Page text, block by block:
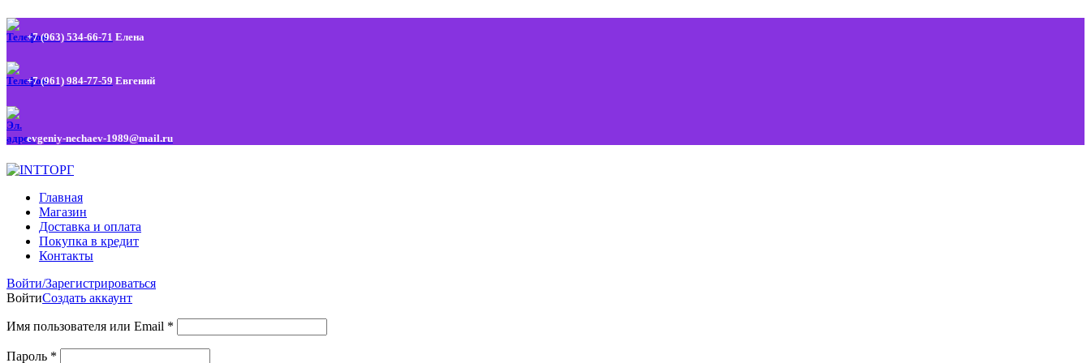
+7 (963) 534-66-71 Елена
+7 (961) 984-77-59 Евгений
evgeniy-nechaev-1989@mail.ru
Главная
Магазин
Доставка и оплата
Покупка в кредит
Контакты
Войти/Зарегистрироваться
ВойтиСоздать аккаунт
Имя пользователя или Email *
Пароль *